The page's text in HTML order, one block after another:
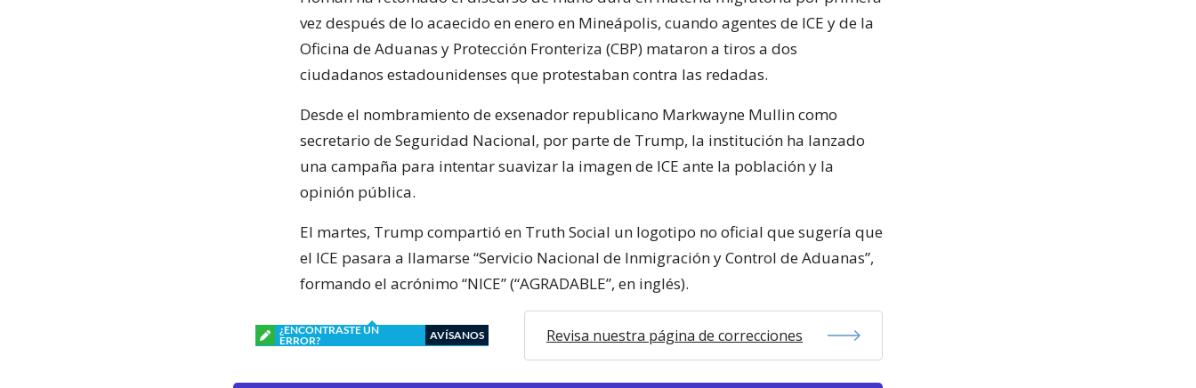
vez después de lo acaecido en enero en Mineápolis, cuando agentes de ICE y de la
Oficina de Aduanas y Protección Fronteriza (CBP) mataron a tiros a dos
ciudadanos estadounidenses que protestaban contra las redadas.
Desde el nombramiento de exsenador republicano Markwayne Mullin como
secretario de Seguridad Nacional, por parte de Trump, la institución ha lanzado
una campaña para intentar suavizar la imagen de ICE ante la población y la
opinión pública.
El martes, Trump compartió en Truth Social un logotipo no oficial que sugería que
el ICE pasara a llamarse “Servicio Nacional de Inmigración y Control de Aduanas”,
formando el acrónimo “NICE” (“AGRADABLE”, en inglés).
¿ENCONTRASTE UN
ERROR?
AVÍSANOS Revisa nuestra página de correcciones